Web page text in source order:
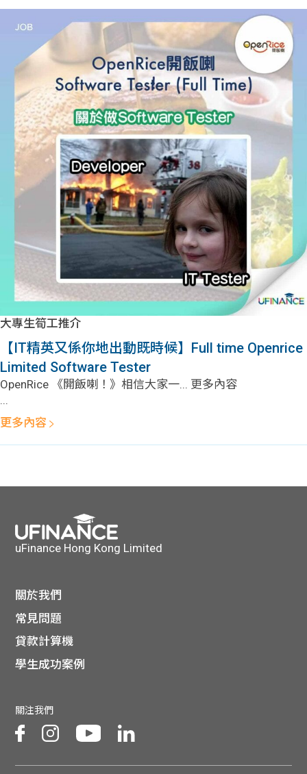
大專生筍工推介
【IT精英又係你地出動既時候】Full time Openrice
Limited Software Tester
OpenRice 《開飯喇！》相信大家一... 更多內容
...
更多內容
uFinance Hong Kong Limited
關於我們
常見問題
貸款計算機
學生成功案例
關注我們